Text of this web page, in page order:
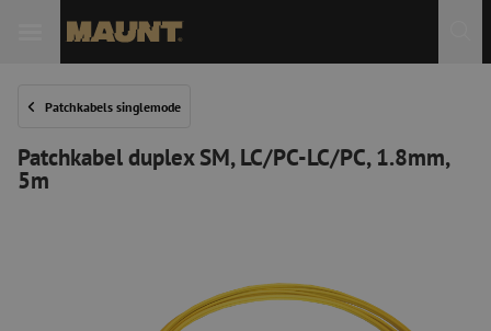
Patchkabels singlemode
Patchkabel duplex SM, LC/PC-LC/PC, 1.8mm,
5m